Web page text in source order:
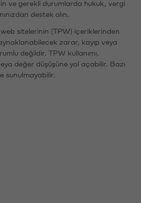
ve gerekli durumlarda hukuk, vergi
destek alın.
sitelerinin (TPW) içeriklerinden
zarar, kayıp veya
değildir. TPW kullanımı,
değer düşüşüne yol açabilir. Bazı
sunulmayabilir.